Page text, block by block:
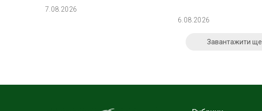
7.08.2026
6.08.2026
Завантажити ще